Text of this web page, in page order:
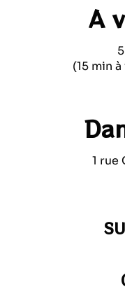
A
(15 min
1 rue